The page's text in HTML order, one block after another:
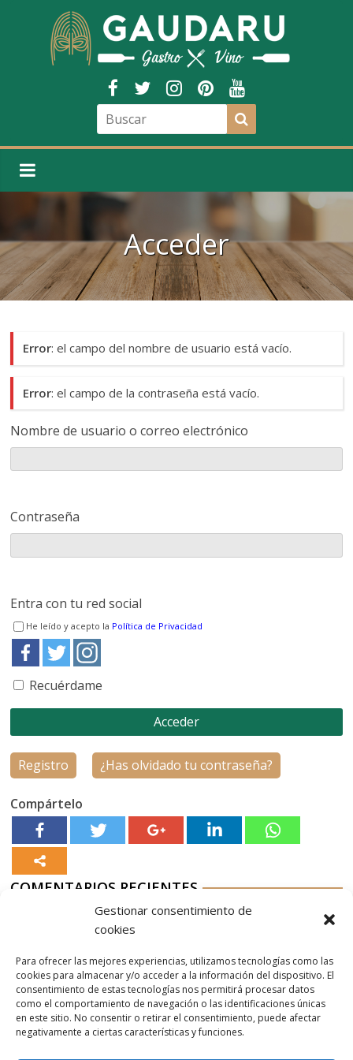
Gestionar consentimiento de
cookies
Para ofrecer las mejores experiencias, utilizamos tecnologías como las
cookies para almacenar y/o acceder a la información del dispositivo. El
consentimiento de estas tecnologías nos permitirá procesar datos
como el comportamiento de navegación o las identificaciones únicas
en este sitio. No consentir o retirar el consentimiento, puede afectar
negativamente a ciertas características y funciones.
Acceder
Error: el campo del nombre de usuario está vacío.
Error: el campo de la contraseña está vacío.
Nombre de usuario o correo electrónico
Contraseña
Entra con tu red social
He leído y acepto la Política de Privacidad
Recuérdame
Registro ¿Has olvidado tu contraseña?
Compártelo
COMENTARIOS RECIENTES
Nordés Vermouth Rojo
Aurelio G-MenNordés Vermouth Rojo
AitorenNordés Vermouth Rojo
Aurelio G-M en Nordés Vermouth Rojo